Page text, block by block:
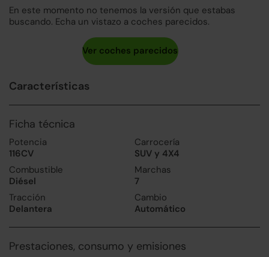
En este momento no tenemos la versión que estabas
buscando. Echa un vistazo a coches parecidos.
Características
Ficha técnica
Potencia
116CV
Carrocería
SUV y 4X4
Combustible
Diésel
Marchas
7
Tracción
Delantera
Cambio
Automático
Prestaciones, consumo y emisiones